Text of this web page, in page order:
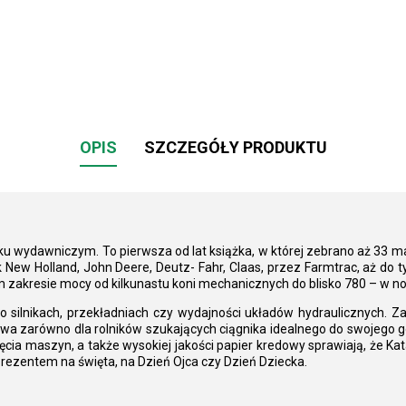
OPIS SZCZEGÓŁY PRODUKTU
wydawniczym. To pierwsza od lat książka, w której zebrano aż 33
Holland, John Deere, Deutz- Fahr, Claas, przez Farmtrac, aż do
mocy od kilkunastu koni mechanicznych do blisko 780 – w
przekładniach czy wydajności układów hydraulicznych.
zarówno dla rolników szukających ciągnika idealnego do swojego
maszyn, a także wysokiej jakości papier kredowy sprawiają, że
na święta, na Dzień Ojca czy Dzień Dziecka.